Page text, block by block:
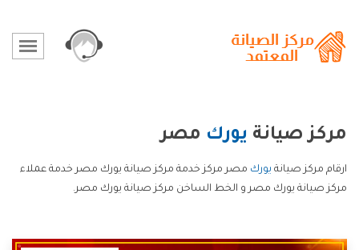
مركز صيانة يورك مصر
ارقام مركز صيانة يورك مصر مركز خدمة مركز صيانة يورك مصر خدمة عملاء
مركز صيانة يورك مصر و الخط الساخن مركز صيانة يورك مصر.